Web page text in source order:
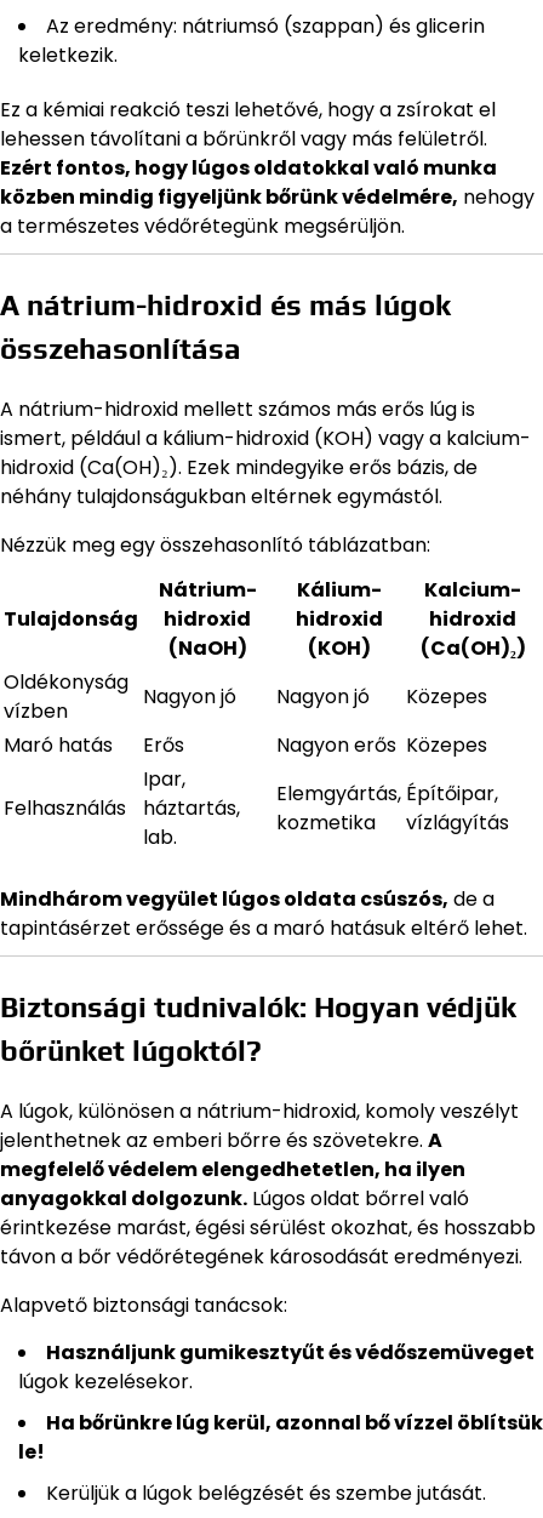
Az eredmény: nátriumsó (szappan) és glicerin
keletkezik.
Ez a kémiai reakció teszi lehetővé, hogy a zsírokat el
lehessen távolítani a bőrünkről vagy más felületről.
Ezért fontos, hogy lúgos oldatokkal való munka
közben mindig figyeljünk bőrünk védelmére, nehogy
a természetes védőrétegünk megsérüljön.
A nátrium-hidroxid és más lúgok
összehasonlítása
A nátrium-hidroxid mellett számos más erős lúg is
ismert, például a kálium-hidroxid (KOH) vagy a kalcium-
hidroxid (Ca(OH)₂). Ezek mindegyike erős bázis, de
néhány tulajdonságukban eltérnek egymástól.
Nézzük meg egy összehasonlító táblázatban:
Tulajdonság
Nátrium-
hidroxid
(NaOH)
Kálium-
hidroxid
(KOH)
Kalcium-
hidroxid
(Ca(OH)₂)
Oldékonyság
vízben
Nagyon jó Nagyon jó
Közepes
Maró hatás
Erős Nagyon erős Közepes
Felhasználás
Ipar,
háztartás,
lab.
Elemgyártás,
kozmetika
Építőipar,
vízlágyítás
Mindhárom vegyület lúgos oldata csúszós, de a
tapintásérzet erőssége és a maró hatásuk eltérő lehet.
Biztonsági tudnivalók: Hogyan védjük
bőrünket lúgoktól?
A lúgok, különösen a nátrium-hidroxid, komoly veszélyt
jelenthetnek az emberi bőrre és szövetekre. A
megfelelő védelem elengedhetetlen, ha ilyen
anyagokkal dolgozunk. Lúgos oldat bőrrel való
érintkezése marást, égési sérülést okozhat, és hosszabb
távon a bőr védőrétegének károsodását eredményezi.
Alapvető biztonsági tanácsok:
Használjunk gumikesztyűt és védőszemüveget
lúgok kezelésekor.
Ha bőrünkre lúg kerül, azonnal bő vízzel öblítsük
le!
Kerüljük a lúgok belégzését és szembe jutását.